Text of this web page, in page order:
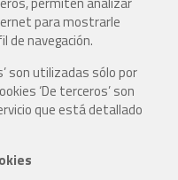
para mostrarle
de navegación.
son utilizadas sólo por
‘De terceros’ son
que está detallado